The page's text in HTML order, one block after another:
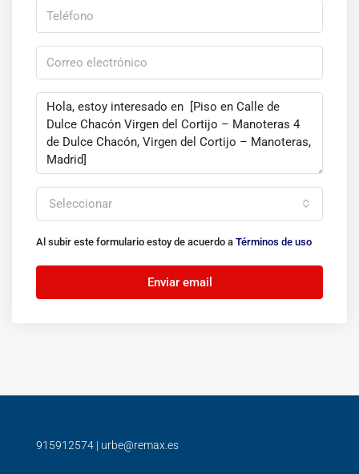
Seleccionar
Al subir este formulario estoy de acuerdo a Términos de uso
Enviar email
915912574 | urbe@remax.es